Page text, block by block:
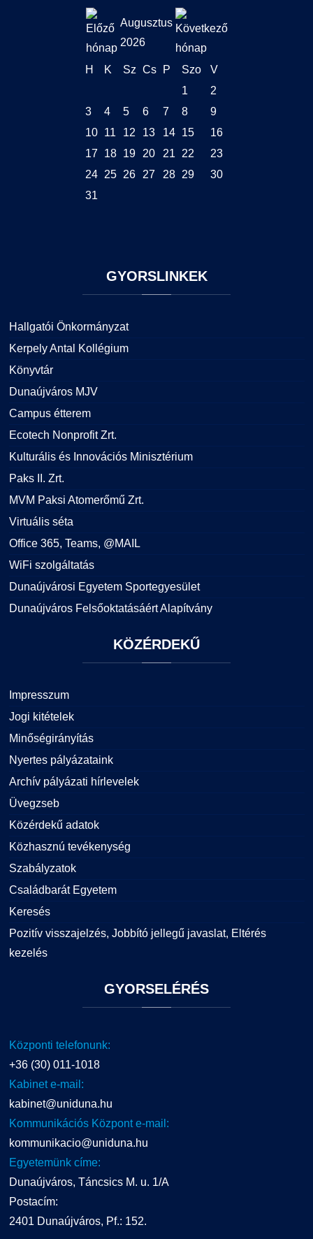
Augusztus
2026
H K Sz Cs P Szo
V
1
2
3
4 5 6 7 8
9
10
11 12 13 14 15
16
17
18 19 20 21 22
23
24
25 26 27 28 29
30
31
GYORSLINKEK
Hallgatói Önkormányzat
Kerpely Antal Kollégium
Könyvtár
Dunaújváros MJV
Campus étterem
Ecotech Nonprofit Zrt.
Kulturális és Innovációs Minisztérium
Paks II. Zrt.
MVM Paksi Atomerőmű Zrt.
Virtuális séta
Office 365, Teams, @MAIL
WiFi szolgáltatás
Dunaújvárosi Egyetem Sportegyesület
Dunaújváros Felsőoktatásáért Alapítvány
KÖZÉRDEKŰ
Impresszum
Jogi kitételek
Minőségirányítás
Nyertes pályázataink
Archív pályázati hírlevelek
Üvegzseb
Közérdekű adatok
Közhasznú tevékenység
Szabályzatok
Családbarát Egyetem
Keresés
Pozitív visszajelzés, Jobbító jellegű javaslat, Eltérés
kezelés
GYORSELÉRÉS
Központi telefonunk:
+36 (30) 011-1018
Kabinet e-mail:
kabinet@uniduna.hu
Kommunikációs Központ e-mail:
kommunikacio@uniduna.hu
Egyetemünk címe:
Dunaújváros, Táncsics M. u. 1/A
Postacím:
2401 Dunaújváros, Pf.: 152.